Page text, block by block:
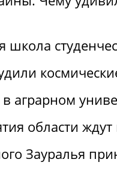
школа
аграрном
области ждут
Зауралья